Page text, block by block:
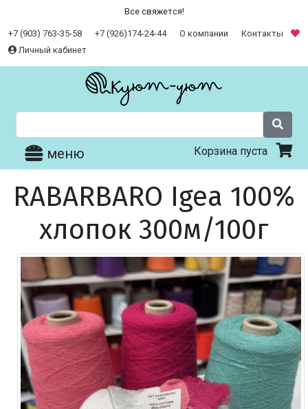
Все свяжется!
+7 (903) 763-35-58 +7 (926)174-24-44 О компании
Контакты
Личный кабинет
меню Корзина пуста
RABARBARO Igea 100%
хлопок 300м/100г